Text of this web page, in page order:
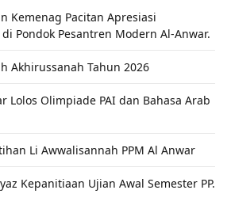
Kemenag Pacitan Apresiasi
Pondok Pesantren Modern Al-Anwar.
Akhirussanah Tahun 2026
Lolos Olimpiade PAI dan Bahasa Arab
Li Awwalisannah PPM Al Anwar
Kepanitiaan Ujian Awal Semester PP.